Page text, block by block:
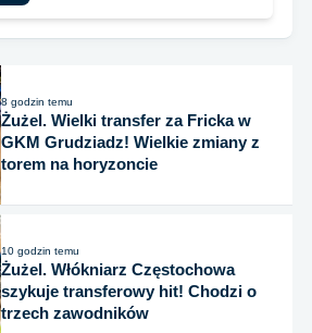
8 godzin temu
Żużel. Wielki transfer za Fricka w
GKM Grudziadz! Wielkie zmiany z
torem na horyzoncie
10 godzin temu
Żużel. Włókniarz Częstochowa
szykuje transferowy hit! Chodzi o
trzech zawodników